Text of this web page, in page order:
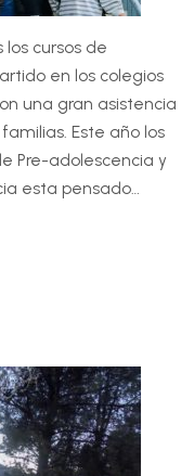
cursos de
en los colegios
una gran asistencia
Este año los
Pre-adolescencia y
esta pensado…